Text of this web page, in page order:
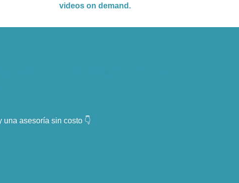
videos on demand.
asesoría sin costo 👇